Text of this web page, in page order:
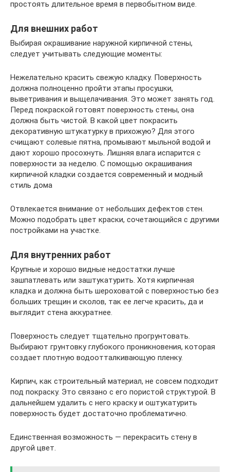
простоять длительное время в первобытном виде.
Для внешних работ
Выбирая окрашивание наружной кирпичной стены,
следует учитывать следующие моменты:
Нежелательно красить свежую кладку. Поверхность
должна полноценно пройти этапы просушки,
выветривания и выщелачивания. Это может занять год.
Перед покраской готовят поверхность стены, она
должна быть чистой. В какой цвет покрасить
декоративную штукатурку в прихожую? Для этого
счищают солевые пятна, промывают мыльной водой и
дают хорошо просохнуть. Лишняя влага испарится с
поверхности за неделю. С помощью окрашивания
кирпичной кладки создается современный и модный
стиль дома
Отвлекается внимание от небольших дефектов стен.
Можно подобрать цвет краски, сочетающийся с другими
постройками на участке.
Для внутренних работ
Крупные и хорошо видные недостатки лучше
зашпатлевать или заштукатурить. Хотя кирпичная
кладка и должна быть шероховатой с поверхностью без
больших трещин и сколов, так ее легче красить, да и
выглядит стена аккуратнее.
Поверхность следует тщательно прогрунтовать.
Выбирают грунтовку глубокого проникновения, которая
создает плотную водоотталкивающую пленку.
Кирпич, как строительный материал, не совсем подходит
под покраску. Это связано с его пористой структурой. В
дальнейшем удалить с него краску и оштукатурить
поверхность будет достаточно проблематично.
Единственная возможность — перекрасить стену в
другой цвет.